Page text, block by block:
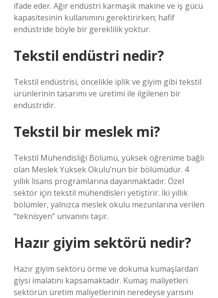
ifade eder. Ağır endüstri karmaşık makine ve iş gücü
kapasitesinin kullanımını gerektirirken; hafif
endüstride böyle bir gereklilik yoktur.
Tekstil endüstri nedir?
Tekstil endüstrisi, öncelikle iplik ve giyim gibi tekstil
ürünlerinin tasarımı ve üretimi ile ilgilenen bir
endüstridir.
Tekstil bir meslek mi?
Tekstil Mühendisliği Bölümü, yüksek öğrenime bağlı
olan Meslek Yüksek Okulu’nun bir bölümüdür. 4
yıllık lisans programlarına dayanmaktadır. Özel
sektör için tekstil mühendisleri yetiştirir. İki yıllık
bölümler, yalnızca meslek okulu mezunlarına verilen
“teknisyen” unvanını taşır.
Hazır giyim sektörü nedir?
Hazır giyim sektörü örme ve dokuma kumaşlardan
giysi imalatını kapsamaktadır. Kumaş maliyetleri
sektörün üretim maliyetlerinin neredeyse yarısını